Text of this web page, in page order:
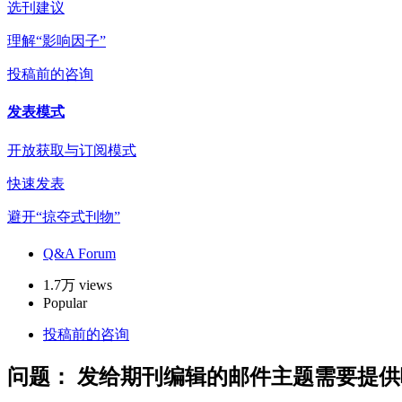
选刊建议
理解“影响因子”
投稿前的咨询
发表模式
开放获取与订阅模式
快速发表
避开“掠夺式刊物”
Q&A Forum
1.7万 views
Popular
投稿前的咨询
问题： 发给期刊编辑的邮件主题需要提